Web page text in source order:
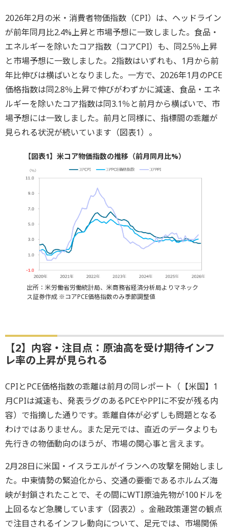
2026年2月の米・消費者物価指数（CPI）は、ヘッドライン
が前年同月比2.4%上昇と市場予想に一致しました。食品・
エネルギーを除いたコア指数（コアCPI）も、同2.5％上昇
と市場予想に一致しました。2指数はいずれも、1月から前
年比伸びは横ばいとなりました。一方で、2026年1月のPCE
価格指数は同2.8％上昇で伸びがわずかに減速、食品・エネ
ルギーを除いたコア指数は同3.1％と前月から横ばいで、市
場予想には一致しました。前月と同様に、指標間の乖離が
見られる状況が続いています（図表1）。
【図表1】米コア物価指数の推移（前月同月比%）
出所：米労働省労働統計局、米商務省経済分析局よりマネック
ス証券作成 ※コアPCE価格指数のみ季節調整値
【2】内容・注目点：原油高を受け期待インフ
レ率の上昇が見られる
CPIとPCE価格指数の乖離は前月の同レポート（【米国】1
月CPIは減速も、発表ラグのあるPCEやPPIに不安が残る内
容）で指摘した通りです。乖離自体が必ずしも問題となる
わけではありません。また足元では、直近のデータよりも
先行きの物価動向のほうが、市場の関心事と言えます。
2月28日に米国・イスラエルがイランへの攻撃を開始しまし
た。中東情勢の緊迫化から、交通の要衝であるホルムズ海
峡が封鎖されたことで、その間にWTI原油先物が100ドルを
上回るなど急騰しています（図表2）。金融政策運営の観点
で注目されるインフレ動向について、足元では、市場関係